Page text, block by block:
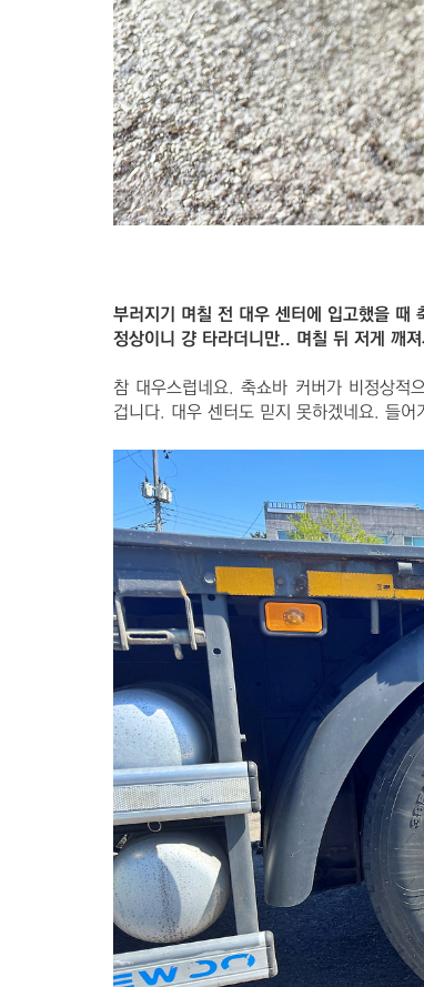
부러지기 며칠 전 대우 센터에 입고했을 때
정상이니 걍 타라더니만.. 며칠 뒤 저게 깨
참 대우스럽네요. 축쇼바 커버가 비정상적
겁니다. 대우 센터도 믿지 못하겠네요. 들